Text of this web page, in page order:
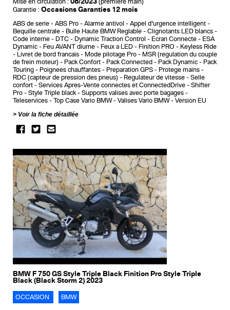
Mise en circulation :
(première main)
Garantie : Occasions Garanties 12 mois
ABS de serie ABS Pro Alarme antivol
Appel d'urgence intelligent
Bequille centrale
Bulle Haute BMW Reglable
Clignotants LED blancs
Code interne
DTC - Dynamic Traction Control Ecran Connecte
ESA
Dynamic
Feu AVANT diurne Feux a LED Finition PRO
Keyless Ride
Livret de bord francais
Mode pilotage Pro
MSR (regulation du couple
de frein moteur)
Pack Confort Pack Connected Pack Dynamic
Pack
Touring
Poignees chauffantes Preparation GPS
Protege mains
RDC (capteur de pression des pneus)
Regulateur de vitesse
Selle
confort
Services Apres-Vente connectes et ConnectedDrive
Shifter
Pro
Style Triple black
Supports valises avec porte bagages
Teleservices
Top Case Vario BMW Valises Vario BMW
Version EU
Voir la fiche détaillée
BMW F 750 GS Style Triple Black Finition Pro Style Triple
Black (Black Storm 2) 2023
OCCASION BMW